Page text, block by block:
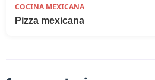
COCINA MEXICANA
Pizza mexicana